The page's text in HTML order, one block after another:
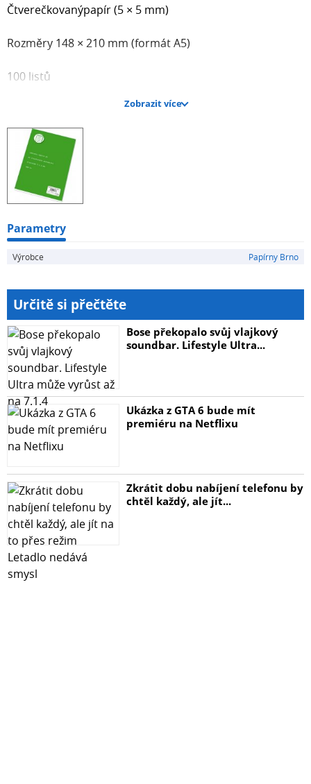
Čtverečkovanýpapír (5 × 5 mm)
Rozměry 148 × 210 mm (formát A5)
100 listů
Vyrobena z hladkého bezdřevého papíru
Krycí list z lesklého křídového papíru
Typizované děrovaní pro zakládání do kroužkových
mechanik (karis bloků), pořadačů či rychlovazačů
Zobrazit více
Parametry
Výrobce Papírny Brno
Určitě si přečtěte
Bose překopalo svůj vlajkový
soundbar. Lifestyle Ultra...
Ukázka z GTA 6 bude mít
premiéru na Netflixu
Zkrátit dobu nabíjení telefonu by
chtěl každý, ale jít...